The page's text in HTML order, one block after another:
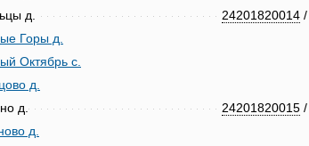
24201820014 /
д.
Горы д.
Октябрь с.
д.
24201820015 /
д.
д.